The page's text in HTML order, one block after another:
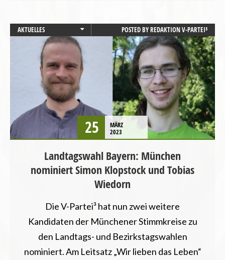
AKTUELLES
CHANCENGLEICHHEIT
LANDESVERBÄNDE
LANDTAGSWAHL
LANDWIRTSCHAFT
MENSCHENRECHTE
PRESSEMITTEILUNG
TIERSCHUTZ / TIERRECHTE
UMWELT UND KLIMA
VEGANISMUS
POSTED BYREDAKTION V-PARTEI³
25
MÄRZ
2023
Landtagswahl Bayern: München
nominiert Simon Klopstock und Tobias
Wiedorn
Die V-Partei³ hat nun zwei weitere
Kandidaten der Münchener Stimmkreise zu
den Landtags- und Bezirkstagswahlen
nominiert. Am Leitsatz „Wir lieben das Leben“